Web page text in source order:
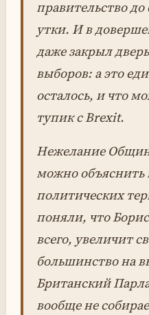
правительство
утки. И в
даже закрыл
выборов: а это
осталось, и что
тупик с Brexit.
Нежелание
можно объяснить
политических
поняли, что
всего, увеличит
большинство на
Британский
вообще не